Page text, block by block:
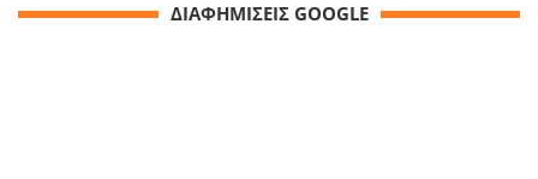
ΔΙΑΦΗΜΙΣΕΙΣ GOOGLE